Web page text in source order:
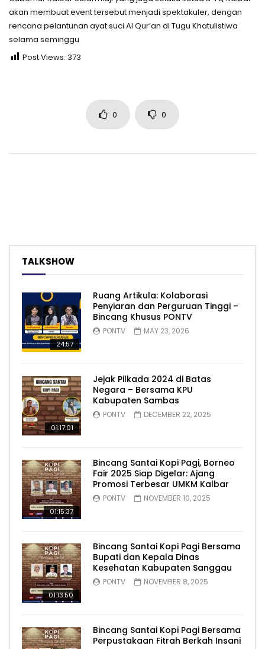
akan membuat event tersebut menjadi spektakuler, dengan
rencana pelantunan ayat suci Al Qur’an di Tugu Khatulistiwa
selama seminggu
Post Views: 373
0 0
TALKSHOW
24:57
Ruang Artikula: Kolaborasi
Penyiaran dan Perguruan Tinggi –
Bincang Khusus PONTV
PONTV MAY 23, 2026
01:17:01
Jejak Pilkada 2024 di Batas
Negara – Bersama KPU
Kabupaten Sambas
PONTV DECEMBER 22, 2025
01:15:37
Bincang Santai Kopi Pagi, Borneo
Fair 2025 Siap Digelar: Ajang
Promosi Terbesar UMKM Kalbar
PONTV NOVEMBER 10, 2025
01:13:50
Bincang Santai Kopi Pagi Bersama
Bupati dan Kepala Dinas
Kesehatan Kabupaten Sanggau
PONTV NOVEMBER 8, 2025
Bincang Santai Kopi Pagi Bersama
Perpustakaan Fitrah Berkah Insani